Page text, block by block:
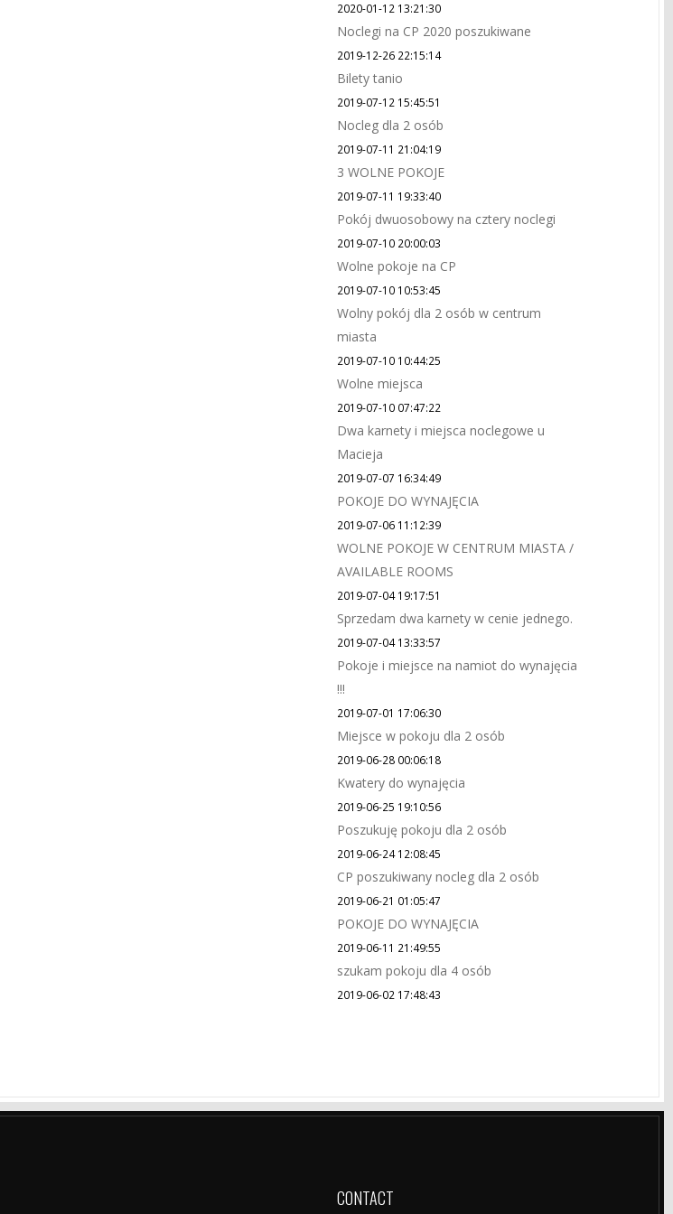
2020-01-12 13:21:30
Noclegi na CP 2020 poszukiwane
2019-12-26 22:15:14
Bilety tanio
2019-07-12 15:45:51
Nocleg dla 2 osób
2019-07-11 21:04:19
3 WOLNE POKOJE
2019-07-11 19:33:40
Pokój dwuosobowy na cztery noclegi
2019-07-10 20:00:03
Wolne pokoje na CP
2019-07-10 10:53:45
Wolny pokój dla 2 osób w centrum
miasta
2019-07-10 10:44:25
Wolne miejsca
2019-07-10 07:47:22
Dwa karnety i miejsca noclegowe u
Macieja
2019-07-07 16:34:49
POKOJE DO WYNAJĘCIA
2019-07-06 11:12:39
WOLNE POKOJE W CENTRUM MIASTA /
AVAILABLE ROOMS
2019-07-04 19:17:51
Sprzedam dwa karnety w cenie jednego.
2019-07-04 13:33:57
Pokoje i miejsce na namiot do wynajęcia
!!!
2019-07-01 17:06:30
Miejsce w pokoju dla 2 osób
2019-06-28 00:06:18
Kwatery do wynajęcia
2019-06-25 19:10:56
Poszukuję pokoju dla 2 osób
2019-06-24 12:08:45
CP poszukiwany nocleg dla 2 osób
2019-06-21 01:05:47
POKOJE DO WYNAJĘCIA
2019-06-11 21:49:55
szukam pokoju dla 4 osób
2019-06-02 17:48:43
CONTACT